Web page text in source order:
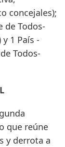
concejales);
de Todos-
1 País -
Todos-
que reúne
y derrota a